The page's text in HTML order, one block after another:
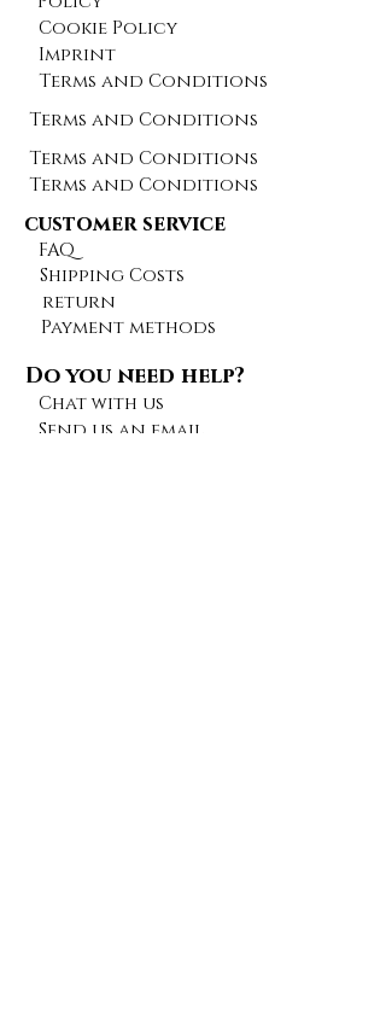
Cookie Policy
Imprint
Terms and Conditions
Terms and Conditions
Terms and Conditions
Terms and Conditions
customer service
FAQ
Shipping Costs
return
Payment methods
Do you need help?
Chat with us
Send us an email